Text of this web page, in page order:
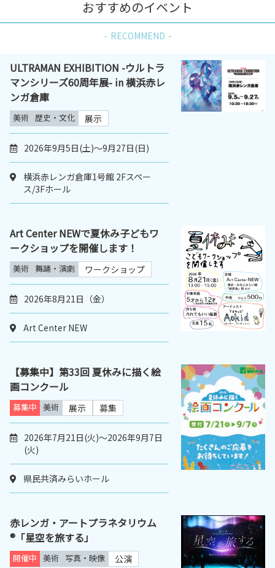
おすすめのイベント
RECOMMEND
ULTRAMAN EXHIBITION -ウルトラ
マンシリーズ60周年展- in 横浜赤レ
ンガ倉庫
美術 歴史・文化 展示
2026年9月5日(土)～9月27日(日)
横浜赤レンガ倉庫1号館 2Fスペー
ス/3Fホール
Art Center NEWで夏休み子どもワ
ークショップを開催します！
美術 舞踊・演劇 ワークショップ
2026年8月21日（金）
Art Center NEW
【募集中】第33回 夏休みに描く絵
画コンクール
募集中 美術 展示 募集
2026年7月21日(火)～2026年9月7日
(火)
県民共済みらいホール
赤レンガ・アートプラネタリウム
®「星空を旅する」
開催中 美術 写真・映像
公演